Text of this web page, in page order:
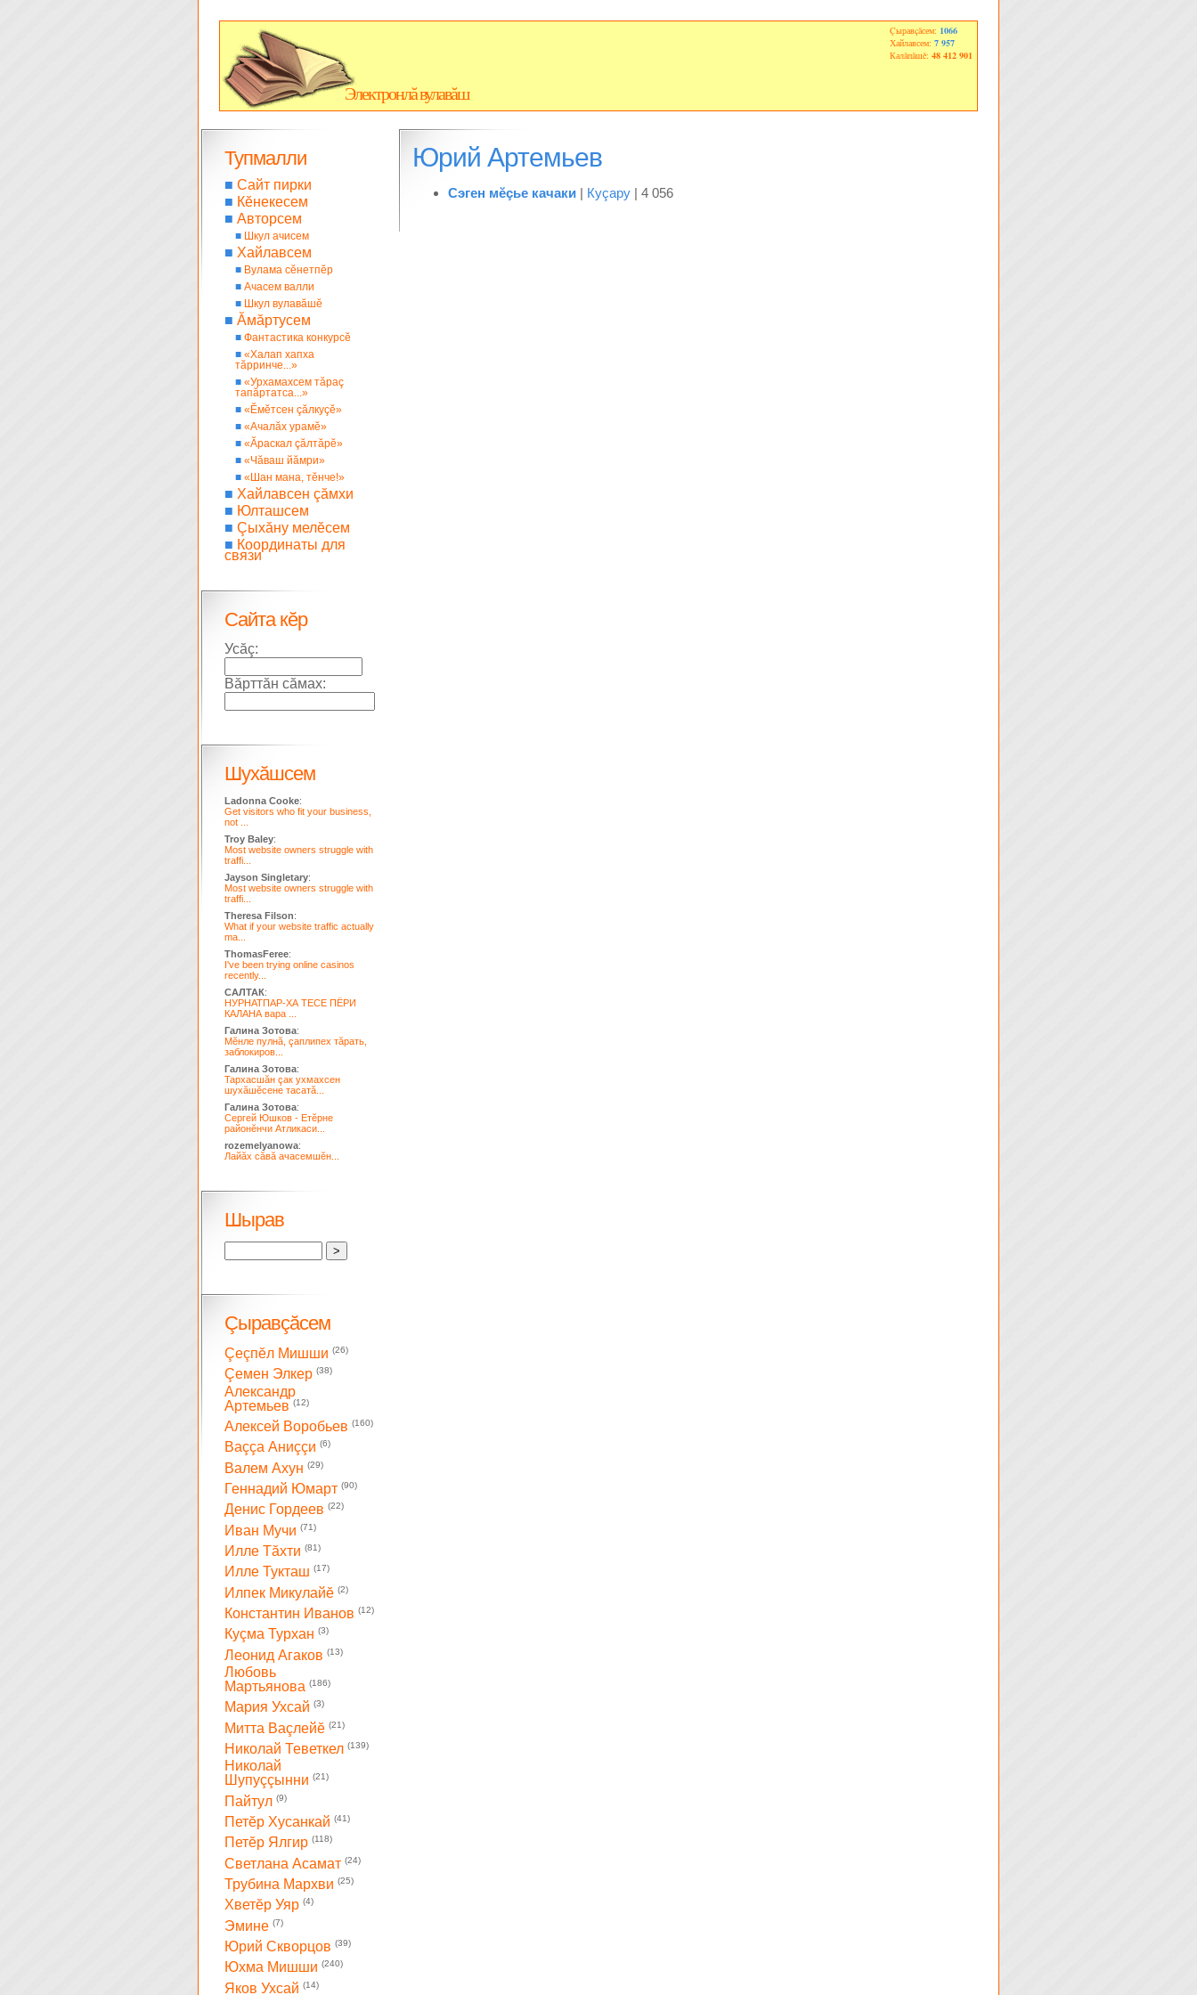
Электронлă вулавăш
Çыравçăсем: 1066
Хайлавсем: 7 957
Калăпăшĕ: 48 412 901
Юрий Артемьев
Сэген мĕçье качаки | Куçару | 4 056
Тупмалли
■ Сайт пирки
■ Кĕнекесем
■ Авторсем
■ Шкул ачисем
■ Хайлавсем
■ Вулама сĕнетпĕр
■ Ачасем валли
■ Шкул вулавăшĕ
■ Ăмăртусем
■ Фантастика конкурсĕ
■ «Халап хапха
тăрринче...»
■ «Урхамахсем тăраç
тапăртатса...»
■ «Ĕмĕтсен çăлкуçĕ»
■ «Ачалăх урамĕ»
■ «Ăраскал çăлтăрĕ»
■ «Чăваш йăмри»
■ «Шан мана, тĕнче!»
■ Хайлавсен çăмхи
■ Юлташсем
■ Çыхăну мелĕсем
■ Координаты для
связи
Сайта кĕр
Усăç:
Вăрттăн сăмах:
Шухăшсем
Ladonna Cooke:
Get visitors who fit your business,
not ...
Troy Baley:
Most website owners struggle with
traffi...
Jayson Singletary:
Most website owners struggle with
traffi...
Theresa Filson:
What if your website traffic actually
ma...
ThomasFeree:
I've been trying online casinos
recently...
САЛТАК:
НУРНАТПАР-ХА ТЕСЕ ПЁРИ
КАЛАНА вара ...
Галина Зотова:
Мĕнле пулнă, çаплипех тăрать,
заблокиров...
Галина Зотова:
Тархасшăн çак ухмахсен
шухăшĕсене тасатă...
Галина Зотова:
Сергей Юшков - Етĕрне
районĕнчи Атликаси...
rozemelyanowa:
Лайăх сăвă ачасемшĕн...
Шырав
Çыравçăсем
Çеçпĕл Мишши (26)
Çемен Элкер (38)
Александр
Артемьев (12)
Алексей Воробьев (160)
Ваççа Аниççи (6)
Валем Ахун (29)
Геннадий Юмарт (90)
Денис Гордеев (22)
Иван Мучи (71)
Илле Тăхти (81)
Илле Тукташ (17)
Илпек Микулайĕ (2)
Константин Иванов (12)
Куçма Турхан (3)
Леонид Агаков (13)
Любовь
Мартьянова (186)
Мария Ухсай (3)
Митта Ваçлейĕ (21)
Николай Теветкел (139)
Николай
Шупуççынни (21)
Пайтул (9)
Петĕр Хусанкай (41)
Петĕр Ялгир (118)
Светлана Асамат (24)
Трубина Мархви (25)
Хветĕр Уяр (4)
Эмине (7)
Юрий Скворцов (39)
Юхма Мишши (240)
Яков Ухсай (14)